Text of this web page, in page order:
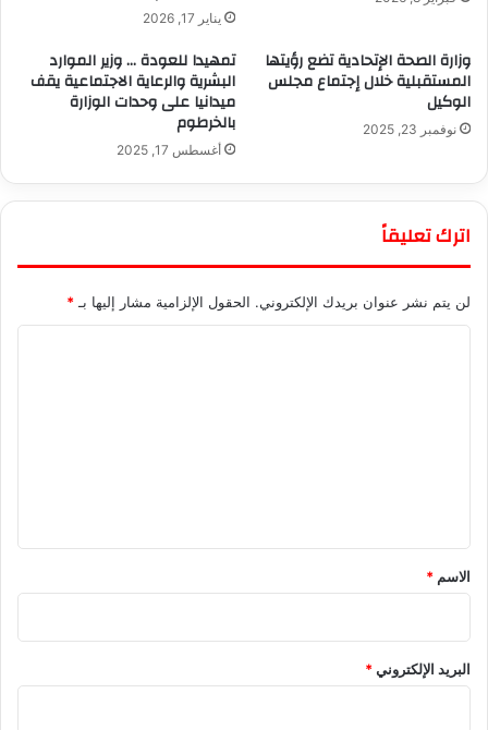
يناير 17, 2026
وزارة الصحة الإتحادية تضع رؤيتها
المستقبلية خلال إجتماع مجلس
الوكيل
نوفمبر 23, 2025
تمهيدا للعودة … وزير الموارد
البشرية والرعاية الاجتماعية يقف
ميدانيا على وحدات الوزارة
بالخرطوم
أغسطس 17, 2025
اترك تعليقاً
لن يتم نشر عنوان بريدك الإلكتروني. الحقول الإلزامية مشار إليها بـ*
*
الاسم *
البريد الإلكتروني*